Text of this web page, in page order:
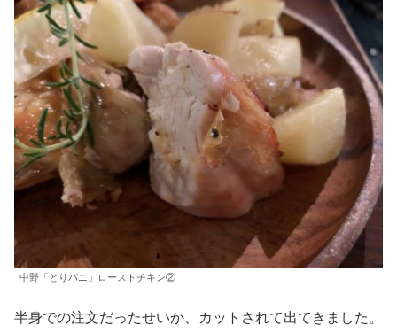
中野「とりパニ」ローストチキン②
半身での注文だったせいか、カットされて出てきました。